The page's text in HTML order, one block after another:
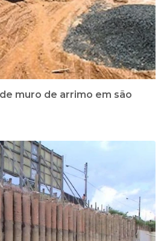
muro de arrimo em são